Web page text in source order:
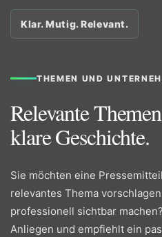
Klar. Mutig. Relevant.
THEMEN UND
Relevante
klare Geschichte.
Sie möchten eine
relevantes Thema
professionell sichtbar
Anliegen und empfiehlt ein